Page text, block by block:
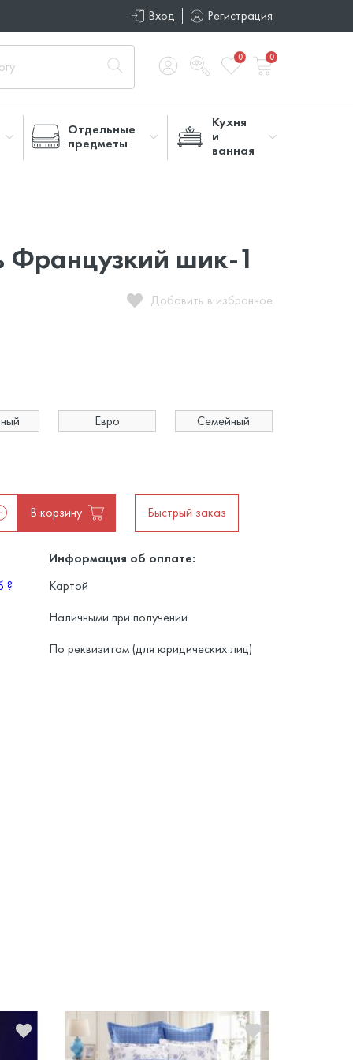
Вход Регистрация
0 0
Отдельные
предметы
Кухня
и
ванная
Французкий шик-1
Добавить в избранное
Евро Семейный
В корзину Быстрый заказ
?
Информация об оплате:
Картой
Наличными при получении
По реквизитам (для юридических лиц)